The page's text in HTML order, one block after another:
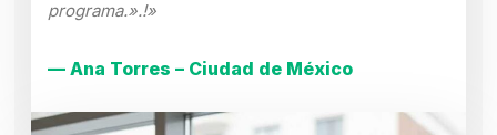
programa.».!»
— Ana Torres – Ciudad de México